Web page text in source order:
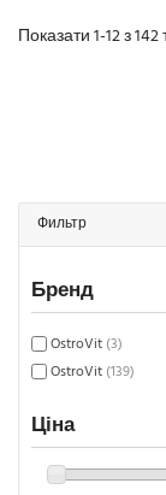
Показати 1-12 з 142
Фильтр
Бренд
OstroVit (3)
OstroVit (139)
Ціна